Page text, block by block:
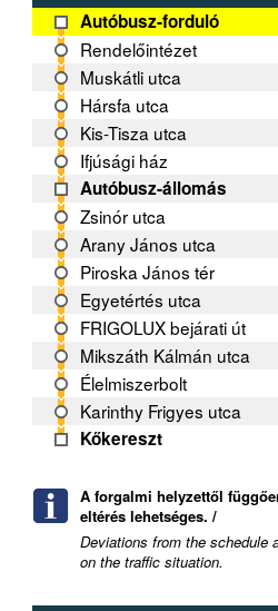
Autóbusz-forduló
Rendelőintézet
Muskátli utca
Hársfa utca
Kis-Tisza utca
Ifjúsági ház
Autóbusz-állomás
Zsinór utca
Arany János utca
Piroska János tér
Egyetértés utca
FRIGOLUX bejárati út
Mikszáth Kálmán utca
Élelmiszerbolt
Karinthy Frigyes utca
Kőkereszt
A forgalmi helyzettől
eltérés lehetséges. /
Deviations from the schedule
on the traffic situation.